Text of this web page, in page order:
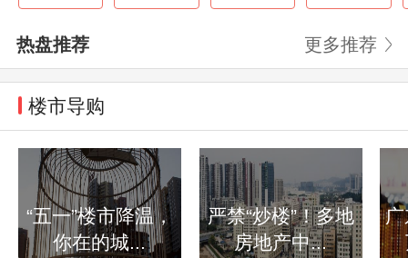
热盘推荐 更多推荐
楼市导购
“五一”楼市降温，
你在的城...
严禁“炒楼”！多地
房地产中...